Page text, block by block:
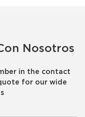
Nosotros
in the contact
for our wide